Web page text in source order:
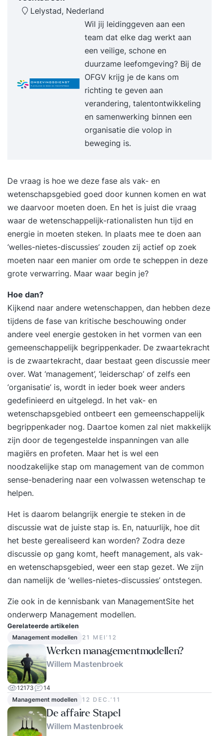
Programma Dag 1 09:30 uur Start training Wat
effectief timemanagement werkelijk is en wat het
van jou vraagt. Inzicht in hoe jij je tijd momenteel
besteedt en waar winst te behalen is.
Energiegevers en energievreters: waar laad je van
op en waar loop je leeg. De relatie tussen
aandacht, focus en prestaties. Herkennen en
doorbreken van belemmerende denk- en
gedragspatronen. Prioriteiten stellen op basis van
impact in plaats van urgentie. Regie nemen over
je agenda, taken en verwachtingen. Formuleren
Dag 2 09:30 uur Start training Terugkoppeling op
de tussenliggende periode en behaalde
resultaten. Afrekenen met tijdverspillers,
onderbrekingen en uitstelgedrag. Omgaan met
werkdruk en stress zonder productiviteit te
verliezen. Grenzen stellen en effectief
verwachtingsmanagement. Focus houden in een
dynamische en veeleisende werkomgeving.
Helder en daadkrachtig communiceren over
prioriteiten en keuzes. Borgen van nieuw gedrag
voor duurzame effectiviteit. Evaluatie van de
training en opstellen van een persoonlijk
praktijkgericht actieplan. 17:00 uur Einde training
Je training in 3 stappen Stap 1. Je start met een
persoonlijke intake Voorafgaand aan de training
vul je een online intake in. Wil je liever je
persoonlijke leerdoelen toelichten? Dan plannen
we graag een telefonisch intakegesprek met je in.
Op basis van je leerdoelen, achtergrond en
aandachtspunten plaatsen we je in een
trainingsgroep met vergelijkbare professionals.
Zo sluit de training optimaal aan op jouw situatie
en ontwikkelbehoefte. Stap 2. Je volgt een
inspirerende en praktijkgerichte training De
verspreid over twee weken gegeven. De
trainingsdagen bestaan uit inspirerende
inleidingen, praktische opdrachten en
reflectiemomenten die direct toepasbaar zijn in je
werk. Tussen de twee trainingsdagen door pas je
het geleerde meteen toe in de praktijk. Tijdens de
trainer en de groep je ervaringen, inzichten en
resultaten. Je sluit de training af met een
persoonlijke eindevaluatie en een concreet
actieplan voor de periode daarna. Stap 3. Een
jaar lang toegang tot het Online Learning
Platform Vanaf de eerste trainingsdag krijg je
toegang tot het YEARTH Online Learning
Platform. Hier vind je verdiepende artikelen,
opdrachten en tools om het geleerde direct toe
te passen. Je leert waar en wanneer het jou
Lelystad, Nederland
Wil jij leidinggeven aan een
team dat elke dag werkt aan
een veilige, schone en
duurzame leefomgeving? Bij de
OFGV krijg je de kans om
richting te geven aan
verandering, talentontwikkeling
en samenwerking binnen een
organisatie die volop in
beweging is.
De vraag is hoe we deze fase als vak- en
wetenschapsgebied goed door kunnen komen en wat
we daarvoor moeten doen. En het is juist die vraag
waar de wetenschappelijk-rationalisten hun tijd en
energie in moeten steken. In plaats mee te doen aan
‘welles-nietes-discussies’ zouden zij actief op zoek
moeten naar een manier om orde te scheppen in deze
grote verwarring. Maar waar begin je?
Hoe dan?
Kijkend naar andere wetenschappen, dan hebben deze
tijdens de fase van kritische beschouwing onder
andere veel energie gestoken in het vormen van een
gemeenschappelijk begrippenkader. De zwaartekracht
is de zwaartekracht, daar bestaat geen discussie meer
over. Wat ‘management’, ‘leiderschap’ of zelfs een
‘organisatie’ is, wordt in ieder boek weer anders
gedefinieerd en uitgelegd. In het vak- en
wetenschapsgebied ontbeert een gemeenschappelijk
begrippenkader nog. Daartoe komen zal niet makkelijk
zijn door de tegengestelde inspanningen van alle
magiërs en profeten. Maar het is wel een
noodzakelijke stap om management van de common
sense-benadering naar een volwassen wetenschap te
helpen.
Het is daarom belangrijk energie te steken in de
discussie wat de juiste stap is. En, natuurlijk, hoe dit
het beste gerealiseerd kan worden? Zodra deze
discussie op gang komt, heeft management, als vak-
en wetenschapsgebied, weer een stap gezet. We zijn
dan namelijk de ‘welles-nietes-discussies’ ontstegen.
Zie ook in de kennisbank van ManagementSite het
onderwerp Management modellen.
Gerelateerde artikelen
Management modellen 21 MEI‘12
Werken managementmodellen?
Willem Mastenbroek
12173
14
Management modellen
12 DEC.‘11
De affaire Stapel
Willem Mastenbroek